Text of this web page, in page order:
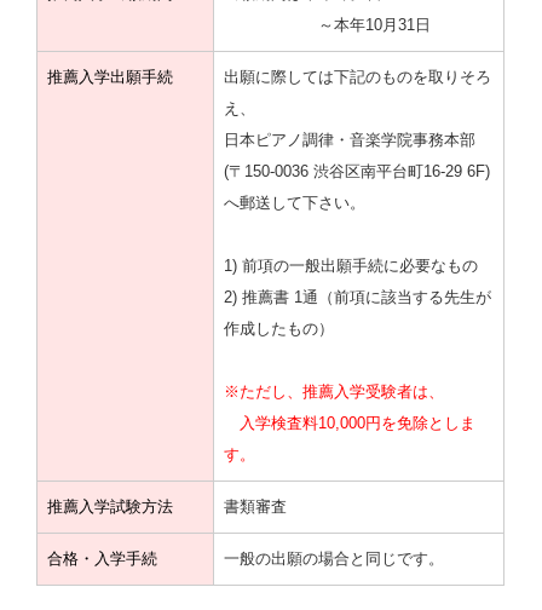
～本年10月31日
推薦入学出願手続
出願に際しては下記のものを取りそろ
え、
日本ピアノ調律・音楽学院事務本部
(〒150-0036 渋谷区南平台町16-29 6F)
へ郵送して下さい。
1) 前項の一般出願手続に必要なもの
2) 推薦書 1通（前項に該当する先生が
作成したもの）
※ただし、推薦入学受験者は、
入学検査料10,000円を免除としま
す。
推薦入学試験方法 書類審査
合格・入学手続 一般の出願の場合と同じです。